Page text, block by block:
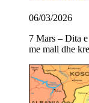
06/03/2026
7 Mars – Dita
me mall dhe